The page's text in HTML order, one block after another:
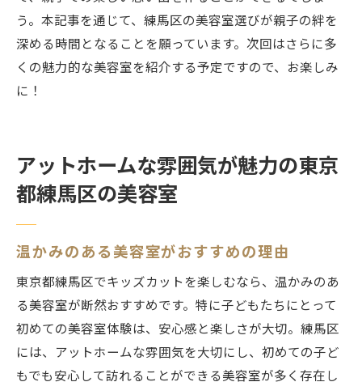
う。本記事を通じて、練馬区の美容室選びが親子の絆を
深める時間となることを願っています。次回はさらに多
くの魅力的な美容室を紹介する予定ですので、お楽しみ
に！
アットホームな雰囲気が魅力の東京
都練馬区の美容室
温かみのある美容室がおすすめの理由
東京都練馬区でキッズカットを楽しむなら、温かみのあ
る美容室が断然おすすめです。特に子どもたちにとって
初めての美容室体験は、安心感と楽しさが大切。練馬区
には、アットホームな雰囲気を大切にし、初めての子ど
もでも安心して訪れることができる美容室が多く存在し